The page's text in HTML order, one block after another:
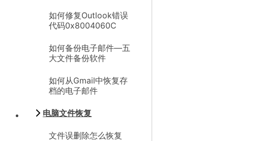
如何修复Outlook错误
代码0x8004060C
如何备份电子邮件—五
大文件备份软件
如何从Gmail中恢复存
档的电子邮件
电脑文件恢复
文件误删除怎么恢复